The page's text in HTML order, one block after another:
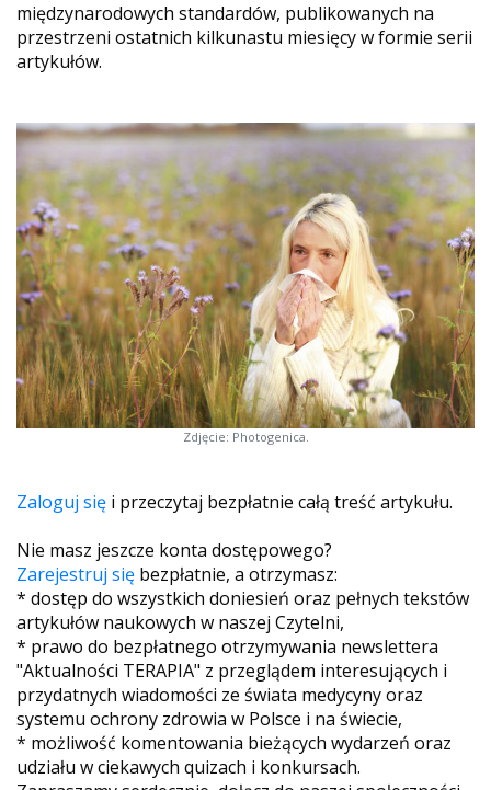
międzynarodowych standardów, publikowanych na
przestrzeni ostatnich kilkunastu miesięcy w formie serii
artykułów.
Zdjęcie: Photogenica.
Zaloguj się i przeczytaj bezpłatnie całą treść artykułu.
Nie masz jeszcze konta dostępowego?
Zarejestruj się bezpłatnie, a otrzymasz:
* dostęp do wszystkich doniesień oraz pełnych tekstów
artykułów naukowych w naszej Czytelni,
* prawo do bezpłatnego otrzymywania newslettera
"Aktualności TERAPIA" z przeglądem interesujących i
przydatnych wiadomości ze świata medycyny oraz
systemu ochrony zdrowia w Polsce i na świecie,
* możliwość komentowania bieżących wydarzeń oraz
udziału w ciekawych quizach i konkursach.